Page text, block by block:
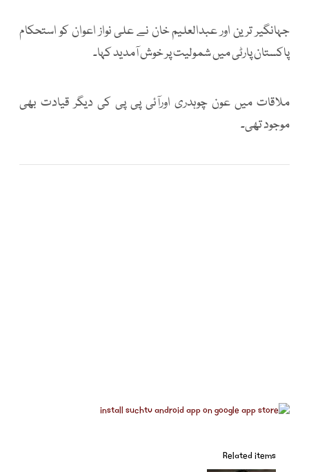
جہانگیر ترین اور عبدالعلیم خان نے علی نواز اعوان کو استحکام
پاکستان پارٹی میں شمولیت پر خوش آمدید کہا۔
ملاقات میں عون چوہدری اورآئی پی پی کی دیگر قیادت بھی
موجود تھی۔
Related items